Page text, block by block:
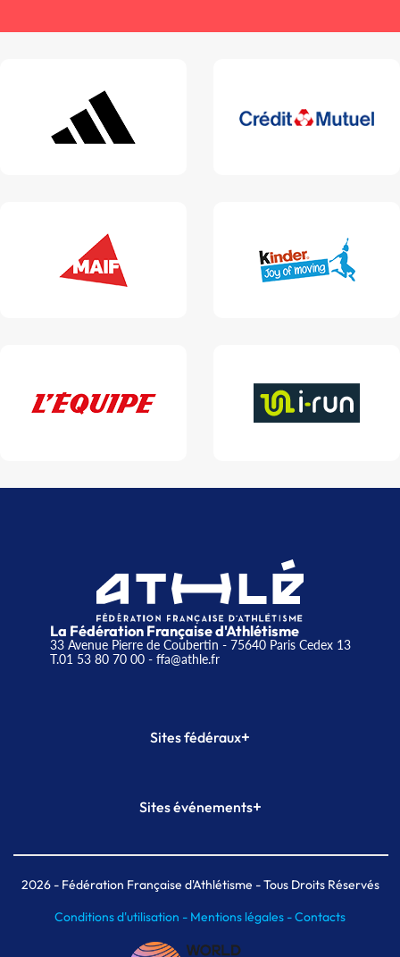
La Fédération Française d'Athlétisme
33 Avenue Pierre de Coubertin - 75640 Paris Cedex 13
T.01 53 80 70 00- ffa@athle.fr
Sites fédéraux+
Plateforme Formation
Sites événements+
Meeting de Paris indoor
MAIF Ekiden de Paris
2026- Fédération Française d'Athlétisme - Tous Droits Réservés
Conditions d'utilisation - Mentions légales -Contacts